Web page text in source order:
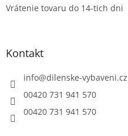
Vrátenie tovaru do 14-tich dni
Kontakt
info@dilenske-vybaveni.cz
00420 731 941 570
00420 731 941 570